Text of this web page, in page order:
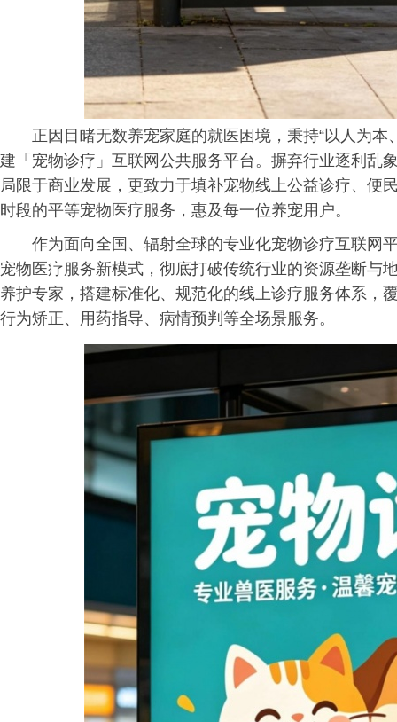
正因目睹无数养宠家庭的就医困境，秉持“以人为
建「宠物诊疗」互联网公共服务平台。摒弃行业逐利乱
局限于商业发展，更致力于填补宠物线上公益诊疗、便
时段的平等宠物医疗服务，惠及每一位养宠用户。
作为面向全国、辐射全球的专业化宠物诊疗互联网
宠物医疗服务新模式，彻底打破传统行业的资源垄断与
养护专家，搭建标准化、规范化的线上诊疗服务体系，
行为矫正、用药指导、病情预判等全场景服务。